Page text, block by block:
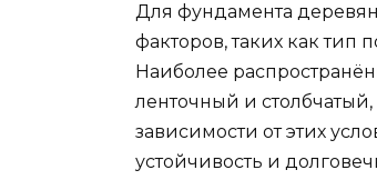
Для фундамента
факторов, таких как тип
Наиболее
ленточный и
зависимости от этих
устойчивость и